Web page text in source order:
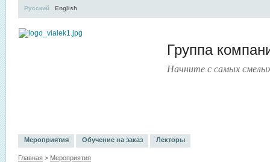
Группа
Начните с самых
Русский English
Мероприятия Обучение на заказ Лекторы
Главная > Мероприятия